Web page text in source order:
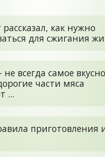
как нужно
для сжигания
всегда самое
части мяса
...
приготовления